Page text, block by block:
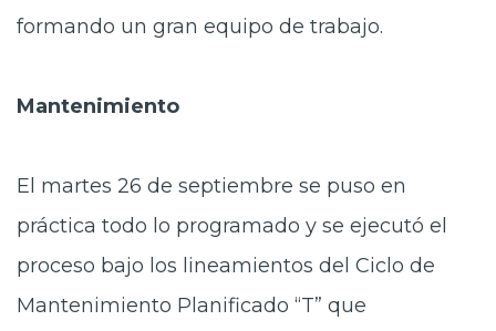
formando un gran equipo de trabajo.
Mantenimiento
El martes 26 de septiembre se puso en
práctica todo lo programado y se ejecutó el
proceso bajo los lineamientos del Ciclo de
Mantenimiento Planificado “T” que